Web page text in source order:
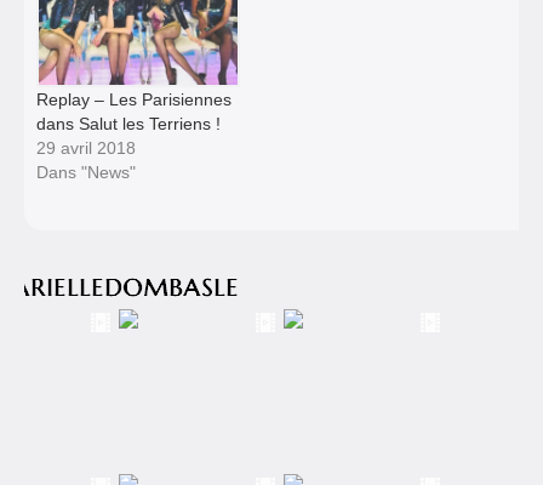
Replay – Les Parisiennes
dans Salut les Terriens !
29 avril 2018
Dans "News"